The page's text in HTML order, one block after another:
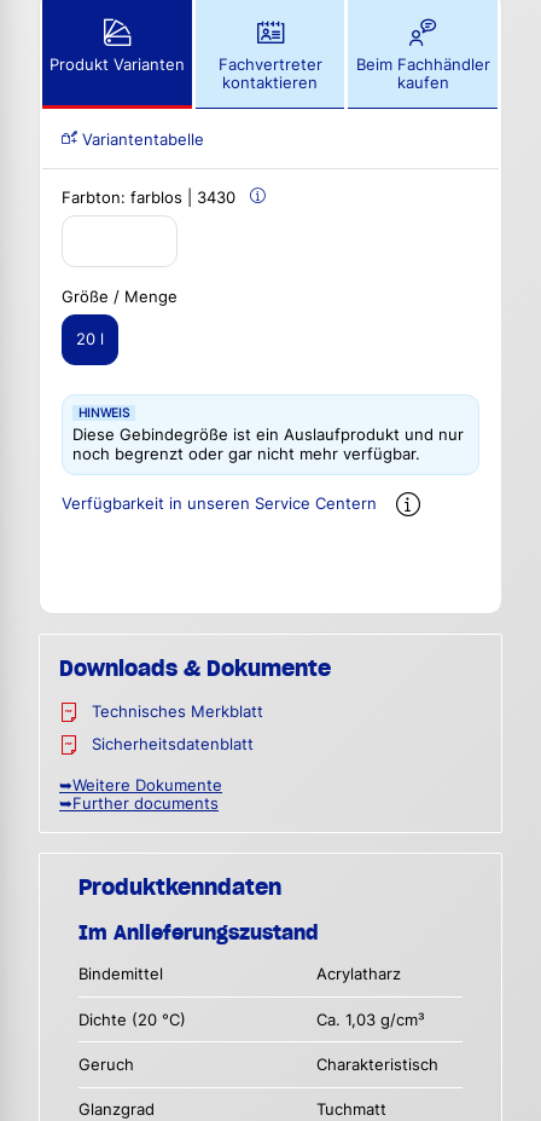
Produkt Varianten
Fachvertreter
kontaktieren
Beim Fachhändler
kaufen
Variantentabelle
Farbton: farblos | 3430
Größe / Menge
20 l
HINWEIS
Diese Gebindegröße ist ein Auslaufprodukt und nur
noch begrenzt oder gar nicht mehr verfügbar.
Verfügbarkeit in unseren Service Centern
Downloads & Dokumente
Technisches Merkblatt
Sicherheitsdatenblatt
➥Weitere Dokumente
➥Further documents
Produktkenndaten
Im Anlieferungszustand
Bindemittel Acrylatharz
Dichte (20 °C) Ca. 1,03 g/cm³
Geruch Charakteristisch
Glanzgrad Tuchmatt